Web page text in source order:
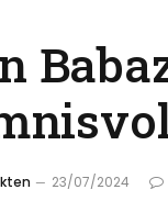
23/07/2024